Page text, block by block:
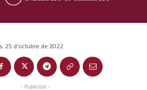
25 d'octubre de 2022
- Publicitat -